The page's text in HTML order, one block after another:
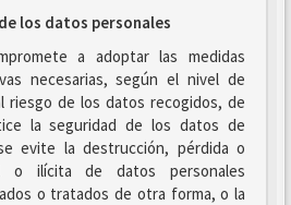
los datos personales
a adoptar las medidas
necesarias, según el nivel de
riesgo de los datos recogidos, de
la seguridad de los datos de
evite la destrucción, pérdida o
o ilícita de datos personales
o tratados de otra forma, o la